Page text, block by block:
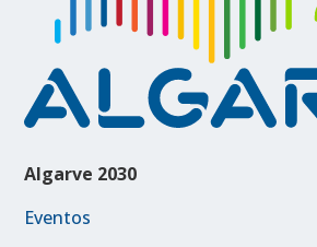
Algarve 2030
Eventos